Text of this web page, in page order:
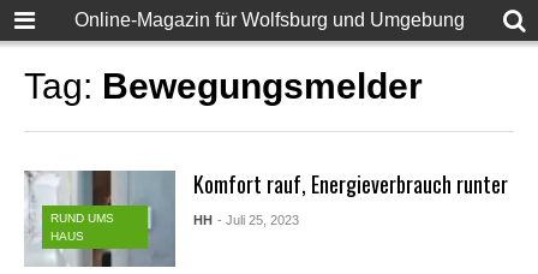
Online-Magazin für Wolfsburg und Umgebung
Tag: Bewegungsmelder
RUND UMS
HAUS
Komfort rauf, Energieverbrauch runter
HH - Juli 25, 2023